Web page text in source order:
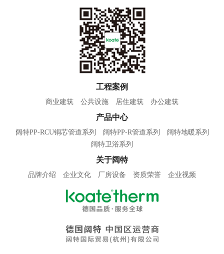
关于阔特
品牌介绍 企业文化 厂房设备 资质荣誉 企业视频
产品中心
阔特PP-RCU铜芯管道系列 阔特PP-R管道系列
阔特地暖系列
阔特卫浴系列
工程案例
商业建筑 公共设施 居住建筑 办公建筑